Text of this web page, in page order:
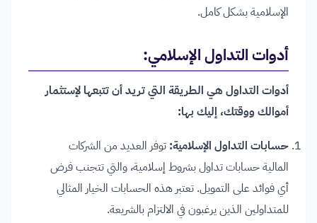
الإسلامية بشكل كامل.
أدوات التداول الإسلامي:
أدوات التداول هي الطريقة التي تريد أن تتبعها لإستثمار
أموالك ووقتك، إليك بها:
حسابات التداول الإسلامية: توفر العديد من الشركات
المالية حسابات تداول بشروط إسلامية، والتي تتجنب فرض
أي فوائد على التمويل. تعتبر هذه الحسابات الخيار المثالي
للمتداولين الذين يرغبون في الالتزام بالشريعة.